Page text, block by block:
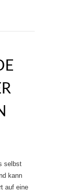
selbst
kann
auf eine